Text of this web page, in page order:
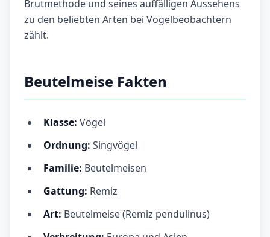
Brutmethode und seines auffälligen Aussehens
zu den beliebten Arten bei Vogelbeobachtern
zählt.
Beutelmeise Fakten
Klasse: Vögel
Ordnung: Singvögel
Familie: Beutelmeisen
Gattung: Remiz
Art: Beutelmeise (Remiz pendulinus)